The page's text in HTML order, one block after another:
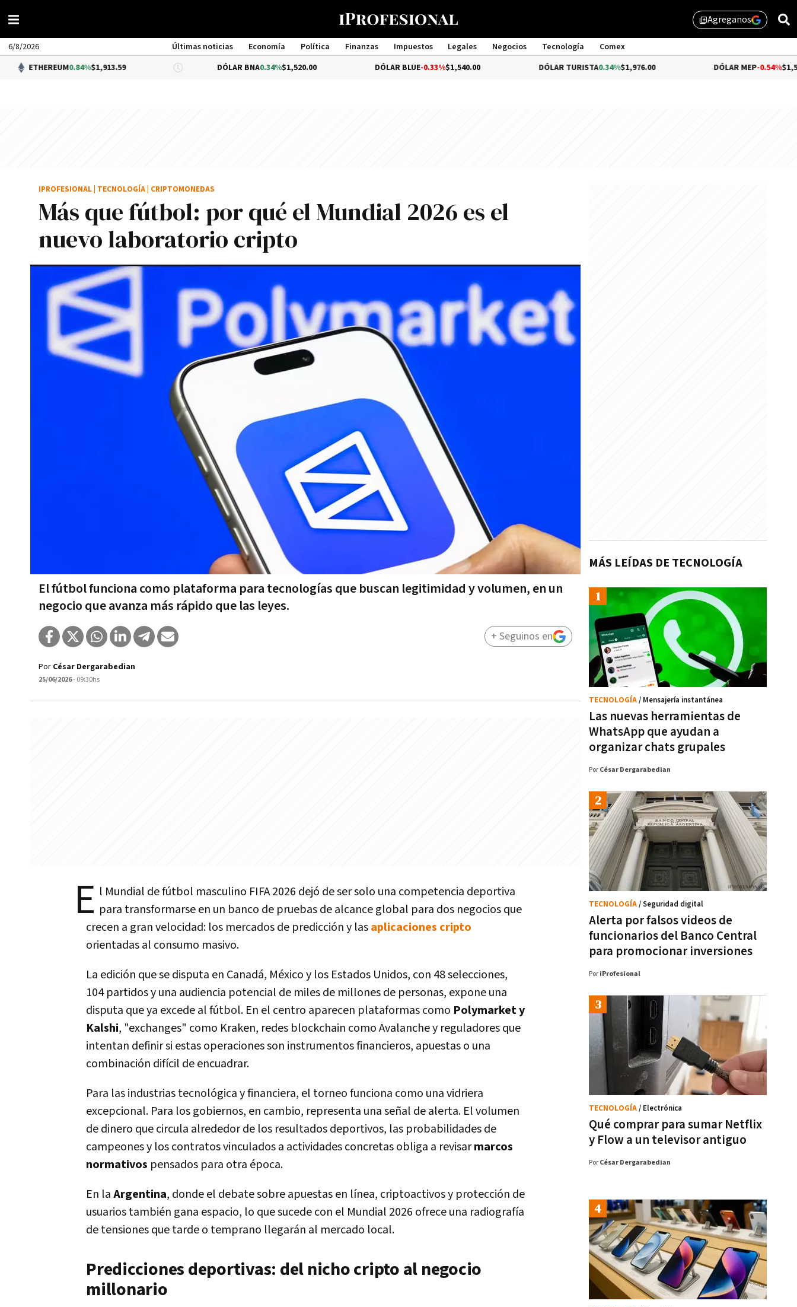
library_addAgreganos
6/8/2026 Últimas noticias Economía Política Finanzas Impuestos Legales Negocios Tecnología
Comex
Management
0.84%$1,913.59 DÓLAR BNA0.34%$1,520.00 DÓLAR BLUE-0.33%$1,540.00 DÓLAR TURISTA0.34%$1,976.00 DÓLAR MEP-0.54%$1,510.79
Más que fútbol: por qué el Mundial 2026 es el
nuevo laboratorio cripto
El fútbol funciona como plataforma para tecnologías que buscan legitimidad y volumen, en un
negocio que avanza más rápido que las leyes.
IPROFESIONAL TECNOLOGÍA CRIPTOMONEDAS
Por César Dergarabedian
25/06/2026- 09:30hs
+ Seguinos en
E l Mundial de fútbol masculino FIFA 2026 dejó de ser solo una competencia deportiva
para transformarse en un banco de pruebas de alcance global para dos negocios que
crecen a gran velocidad: los mercados de predicción y lasaplicaciones cripto
orientadas al consumo masivo.
La edición que se disputa en Canadá, México y los Estados Unidos, con 48 selecciones,
104 partidos y una audiencia potencial de miles de millones de personas, expone una
disputa que ya excede al fútbol. En el centro aparecen plataformas como Polymarket y
Kalshi, "exchanges" como Kraken, redes blockchain como Avalanche y reguladores que
intentan definir si estas operaciones son instrumentos financieros, apuestas o una
combinación difícil de encuadrar.
Para las industrias tecnológica y financiera, el torneo funciona como una vidriera
excepcional. Para los gobiernos, en cambio, representa una señal de alerta. El volumen
de dinero que circula alrededor de los resultados deportivos, las probabilidades de
campeones y los contratos vinculados a actividades concretas obliga a revisarmarcos
normativos pensados para otra época.
En laArgentina, donde el debate sobre apuestas en línea, criptoactivos y protección de
usuarios también gana espacio, lo que sucede con el Mundial 2026 ofrece una radiografía
de tensiones que tarde o temprano llegarán al mercado local.
Predicciones deportivas: del nicho cripto al negocio
millonario
MÁS LEÍDAS DE TECNOLOGÍA
Las nuevas herramientas de
WhatsApp que ayudan a
organizar chats grupales
TECNOLOGÍA/ Mensajería instantánea
Por César Dergarabedian
Alerta por falsos videos de
funcionarios del Banco Central
para promocionar inversiones
TECNOLOGÍA/ Seguridad digital
Por iProfesional
Qué comprar para sumar Netflix
y Flow a un televisor antiguo
TECNOLOGÍA/ Electrónica
Por César Dergarabedian